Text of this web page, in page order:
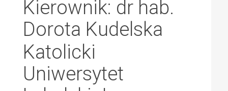
Kierownik: dr hab.
Dorota Kudelska
Katolicki
Uniwersytet